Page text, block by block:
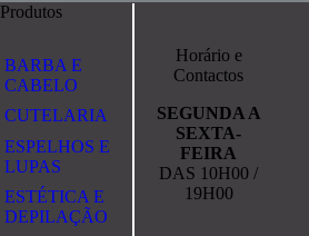
Produtos
BARBA E
CABELO
CUTELARIA
ESPELHOS E
LUPAS
ESTÉTICA E
DEPILAÇÃO
Horário e
Contactos
SEGUNDA A
SEXTA-
FEIRA
DAS 10H00 /
19H00